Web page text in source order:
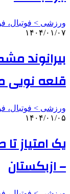
ورزشی > فوتبال،
۱۴۰۴/۰۱/۰۷
بیرانوند
قلعه
ورزشی > فوتبال،
۱۴۰۴/۰۱/۰۵
– ازبکستان